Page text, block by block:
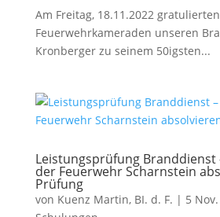
Am Freitag, 18.11.2022
Feuerwehrkameraden unseren
Kronberger zu seinem 50igsten...
Leistungsprüfung Branddienst
der Feuerwehr Scharnstein
Prüfung
von Kuenz Martin, BI. d. F. | 5